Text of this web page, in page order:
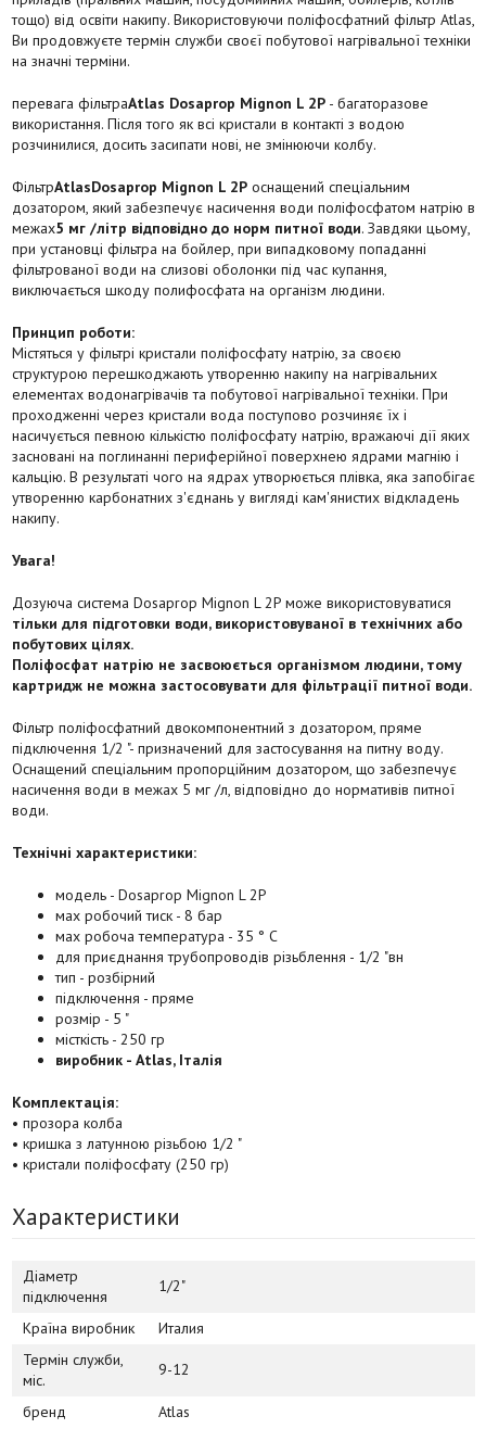
тощо) від освіти накипу. Використовуючи поліфосфатний фільтр Atlas,
Ви продовжуєте термін служби своєї побутової нагрівальної техніки
на значні терміни.
перевага фільтраAtlas Dosaprop Mignon L 2P- багаторазове
використання. Після того як всі кристали в контакті з водою
розчинилися, досить засипати нові, не змінюючи колбу.
ФільтрAtlasDosaprop Mignon L 2Pоснащений спеціальним
дозатором, який забезпечує насичення води поліфосфатом натрію в
межах5 мг /літр відповідно до норм питної води. Завдяки цьому,
при установці фільтра на бойлер, при випадковому попаданні
фільтрованої води на слизові оболонки під час купання,
виключається шкоду полифосфата на організм людини.
Принцип роботи:
Містяться у фільтрі кристали поліфосфату натрію, за своєю
структурою перешкоджають утворенню накипу на нагрівальних
елементах водонагрівачів та побутової нагрівальної техніки. При
проходженні через кристали вода поступово розчиняє їх і
насичується певною кількістю поліфосфату натрію, вражаючі дії яких
засновані на поглинанні периферійної поверхнею ядрами магнію і
кальцію. В результаті чого на ядрах утворюється плівка, яка запобігає
утворенню карбонатних з'єднань у вигляді кам'янистих відкладень
накипу.
Увага!
Дозуюча система Dosaprop Mignon L 2P може використовуватися
тільки для підготовки води, використовуваної в технічних або
побутових цілях.
Поліфосфат натрію не засвоюється організмом людини, тому
картридж не можна застосовувати для фільтрації питної води.
Фільтр поліфосфатний двокомпонентний з дозатором, пряме
підключення 1/2 "- призначений для застосування на питну воду.
Оснащений спеціальним пропорційним дозатором, що забезпечує
насичення води в межах 5 мг /л, відповідно до нормативів питної
води.
Технічні характеристики:
модель - Dosaprop Mignon L 2P
мax робочий тиск - 8 бар
мах робоча температура - 35 ° C
для приєднання трубопроводів різьблення - 1/2 "вн
тип - розбірний
підключення - пряме
розмір - 5 "
місткість - 250 гр
виробник - Atlas, Італія
Комплектація:
• прозора колба
• кришка з латунною різьбою 1/2 "
• кристали поліфосфату (250 гр)
Характеристики
Діаметр
підключення
1/2"
Країна виробник
Италия
Термін служби,
міс.
9-12
бренд Atlas